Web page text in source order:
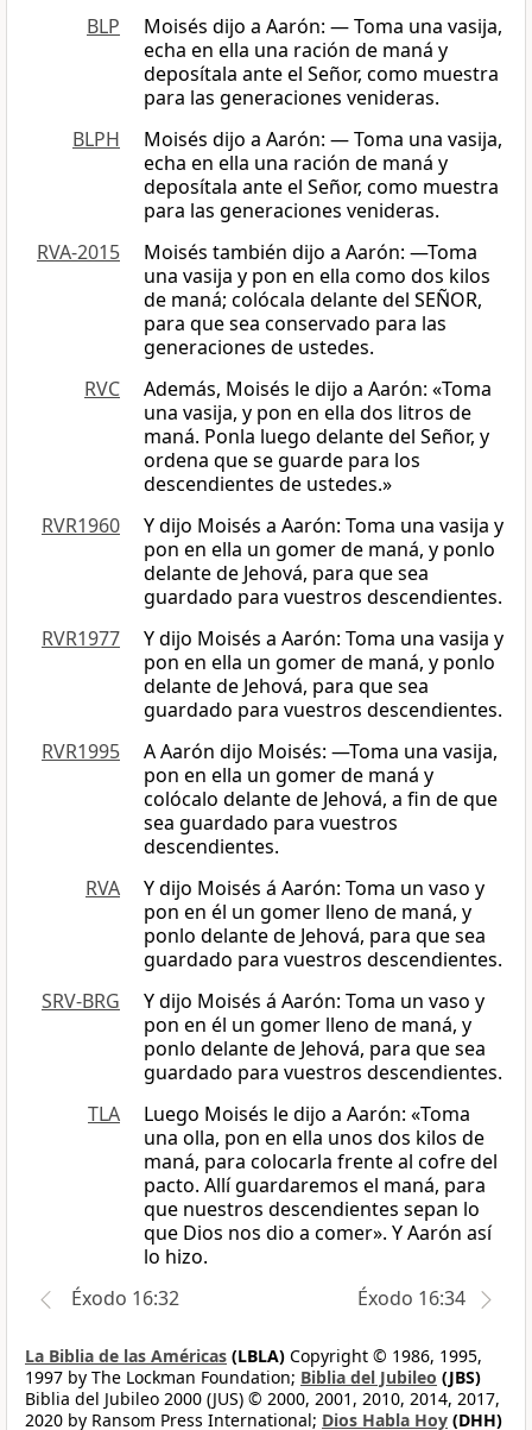
BLP
Moisés dijo a Aarón: — Toma una vasija,
echa en ella una ración de maná y
deposítala ante el Señor, como muestra
para las generaciones venideras.
BLPH
Moisés dijo a Aarón: — Toma una vasija,
echa en ella una ración de maná y
deposítala ante el Señor, como muestra
para las generaciones venideras.
RVA-2015
Moisés también dijo a Aarón: —Toma
una vasija y pon en ella como dos kilos
de maná; colócala delante del SEÑOR,
para que sea conservado para las
generaciones de ustedes.
RVC
Además, Moisés le dijo a Aarón: «Toma
una vasija, y pon en ella dos litros de
maná. Ponla luego delante del Señor, y
ordena que se guarde para los
descendientes de ustedes.»
RVR1960
Y dijo Moisés a Aarón: Toma una vasija y
pon en ella un gomer de maná, y ponlo
delante de Jehová, para que sea
guardado para vuestros descendientes.
RVR1977
Y dijo Moisés a Aarón: Toma una vasija y
pon en ella un gomer de maná, y ponlo
delante de Jehová, para que sea
guardado para vuestros descendientes.
RVR1995
A Aarón dijo Moisés: —Toma una vasija,
pon en ella un gomer de maná y
colócalo delante de Jehová, a fin de que
sea guardado para vuestros
descendientes.
RVA
Y dijo Moisés á Aarón: Toma un vaso y
pon en él un gomer lleno de maná, y
ponlo delante de Jehová, para que sea
guardado para vuestros descendientes.
SRV-BRG
Y dijo Moisés á Aarón: Toma un vaso y
pon en él un gomer lleno de maná, y
ponlo delante de Jehová, para que sea
guardado para vuestros descendientes.
TLA
Luego Moisés le dijo a Aarón: «Toma
una olla, pon en ella unos dos kilos de
maná, para colocarla frente al cofre del
pacto. Allí guardaremos el maná, para
que nuestros descendientes sepan lo
que Dios nos dio a comer». Y Aarón así
lo hizo.
Éxodo 16:32
Éxodo 16:34
La Biblia de las Américas (LBLA) Copyright © 1986, 1995,
1997 by The Lockman Foundation; Biblia del Jubileo (JBS)
Biblia del Jubileo 2000 (JUS) © 2000, 2001, 2010, 2014, 2017,
2020 by Ransom Press International; Dios Habla Hoy (DHH)